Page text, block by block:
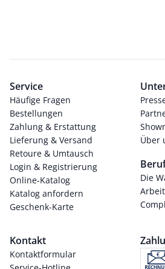
Service
Häufige Fragen
Bestellungen
Zahlung & Erstattung
Lieferung & Versand
Retoure & Umtausch
Login & Registrierung
Online-Katalog
Katalog anfordern
Geschenk-Karte
Über
Die
Kontakt
Kontaktformular